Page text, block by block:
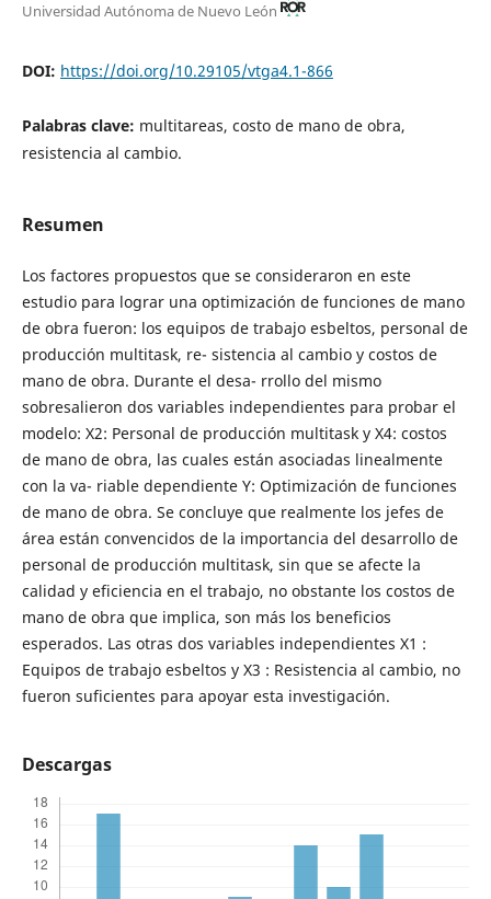
Universidad Autónoma de Nuevo León
DOI: https://doi.org/10.29105/vtga4.1-866
Palabras clave: multitareas, costo de mano de obra,
resistencia al cambio.
Resumen
Los factores propuestos que se consideraron en este
estudio para lograr una optimización de funciones de mano
de obra fueron: los equipos de trabajo esbeltos, personal de
producción multitask, re- sistencia al cambio y costos de
mano de obra. Durante el desa- rrollo del mismo
sobresalieron dos variables independientes para probar el
modelo: X2: Personal de producción multitask y X4: costos
de mano de obra, las cuales están asociadas linealmente
con la va- riable dependiente Y: Optimización de funciones
de mano de obra. Se concluye que realmente los jefes de
área están convencidos de la importancia del desarrollo de
personal de producción multitask, sin que se afecte la
calidad y eficiencia en el trabajo, no obstante los costos de
mano de obra que implica, son más los beneficios
esperados. Las otras dos variables independientes X1 :
Equipos de trabajo esbeltos y X3 : Resistencia al cambio, no
fueron suficientes para apoyar esta investigación.
Descargas